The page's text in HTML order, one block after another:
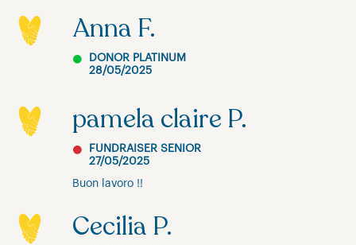
Anna F.
DONOR PLATINUM
28/05/2025
pamela claire P.
FUNDRAISER SENIOR
27/05/2025
Buon lavoro !!
Cecilia P.